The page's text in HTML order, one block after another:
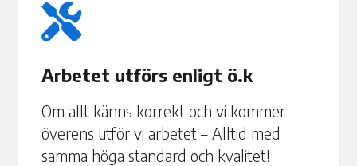

Arbetet utförs enligt ö.k
Om allt känns korrekt och vi kommer
överens utför vi arbetet – Alltid med
samma höga standard och kvalitet!